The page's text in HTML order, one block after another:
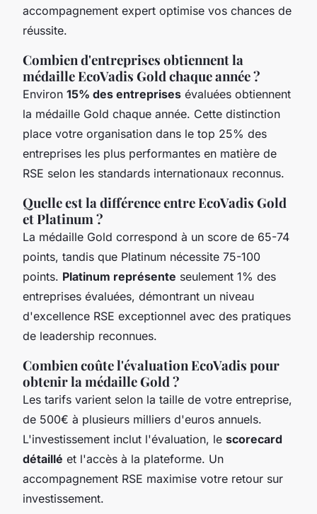
accompagnement expert optimise vos chances de
réussite.
Combien d'entreprises obtiennent la
médaille EcoVadis Gold chaque année ?
Environ 15% des entreprises évaluées obtiennent
la médaille Gold chaque année. Cette distinction
place votre organisation dans le top 25% des
entreprises les plus performantes en matière de
RSE selon les standards internationaux reconnus.
Quelle est la différence entre EcoVadis Gold
et Platinum ?
La médaille Gold correspond à un score de 65-74
points, tandis que Platinum nécessite 75-100
points. Platinum représente seulement 1% des
entreprises évaluées, démontrant un niveau
d'excellence RSE exceptionnel avec des pratiques
de leadership reconnues.
Combien coûte l'évaluation EcoVadis pour
obtenir la médaille Gold ?
Les tarifs varient selon la taille de votre entreprise,
de 500€ à plusieurs milliers d'euros annuels.
L'investissement inclut l'évaluation, le scorecard
détaillé et l'accès à la plateforme. Un
accompagnement RSE maximise votre retour sur
investissement.